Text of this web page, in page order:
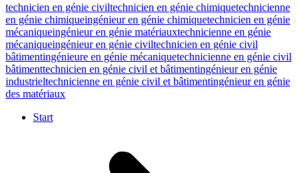
technicien en génie civiltechnicien en génie chimiquetechnicienne
en génie chimiqueingénieur en génie chimiquetechnicien en génie
mécaniqueingénieur en génie matériauxtechnicienne en génie
mécaniqueingénieur en génie civiltechnicien en génie civil
bâtimentingénieure en génie mécaniquetechnicienne en génie civil
bâtimenttechnicien en génie civil et bâtimentingénieur en génie
industrieltechnicienne en génie civil et bâtimentingénieur en génie
des matériaux
Start